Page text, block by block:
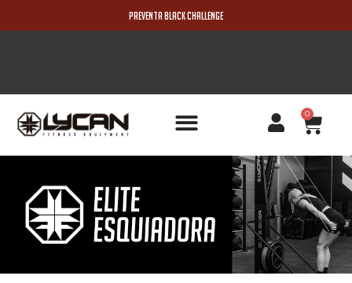
PREVENTA BLACK CHALLENGE
0